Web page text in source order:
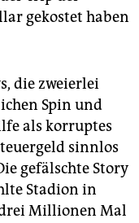
gekostet haben
die zweierlei
Spin und
als korruptes
sinnlos
gefälschte Story
Stadion in
Millionen Mal